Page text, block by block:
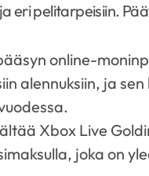
eri pelitarpeisiin.
online-
alennuksiin, ja
Xbox Live
joka on